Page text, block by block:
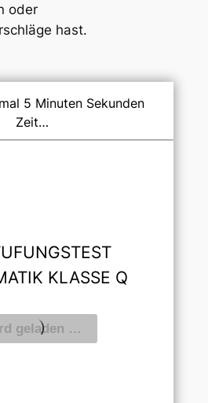
oder
hast.
5 Minuten Sekunden
Zeit…
KLASSE Q